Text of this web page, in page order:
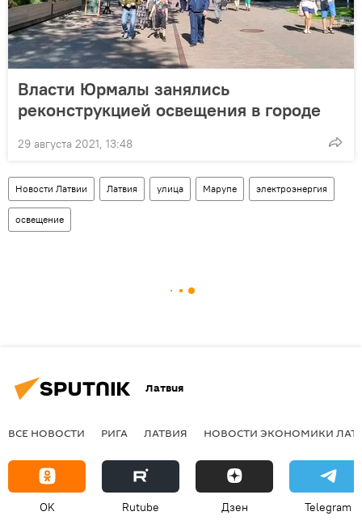
Власти Юрмалы занялись
реконструкцией освещения в городе
29 августа 2021, 13:48
Новости Латвии Латвия улица Марупе электроэнергия
освещение
Латвия
ВСЕ НОВОСТИ РИГА ЛАТВИЯ НОВОСТИ ЭКОНОМИКИ
OK Rutube Дзен Telegram